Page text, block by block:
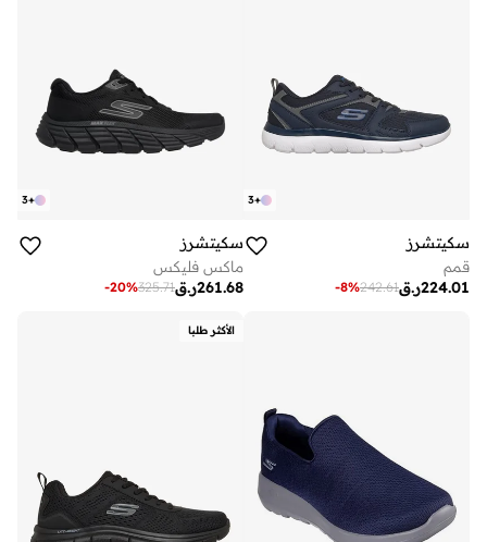
+
3
سكيتشرز
قمم
ر.ق224.01
242.61
-8%
+
3
سكيتشرز
ماكس فليكس
ر.ق261.68
325.71
-20%
الأكثر طلبا